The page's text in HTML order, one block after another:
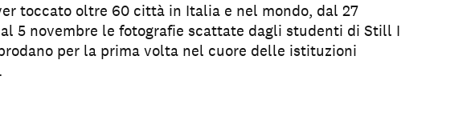
toccato oltre 60 città in Italia e nel mondo, dal 27
5 novembre le fotografie scattate dagli studenti di Still I
per la prima volta nel cuore delle istituzioni